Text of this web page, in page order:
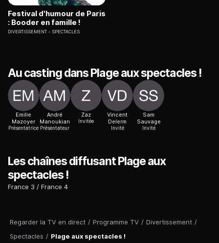
Regarder la TV en direct / Programme TV / Divertissement /
Spectacles / Plage aux spectacles !
Festival d'humour de Paris
: Booder en famille !
DIVERTISSEMENT SPECTACLES
Au casting dans Plage aux spectacles !
Emilie
Mazoyer
Présentatrice
André
Manoukian
Présentateur
Zaz
Invitée
Vincent
Delerm
Invité
Sam
Sauvage
Invité
Les chaînes diffusant Plage aux
spectacles !
France 3 France 4